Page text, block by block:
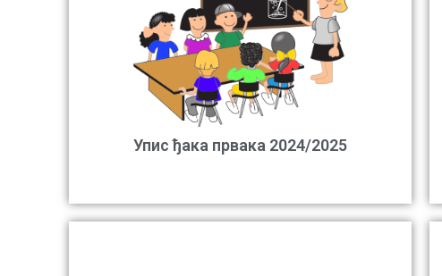
Упис ђака првака 2024/2025